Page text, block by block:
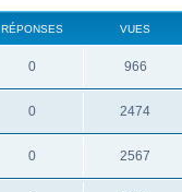
RÉPONSES VUES
0 966
0 2474
0 2567